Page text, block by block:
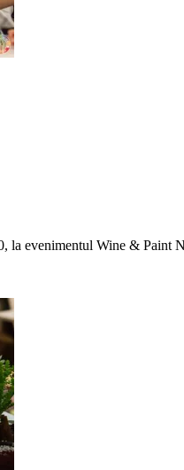
evenimentul Wine & Paint